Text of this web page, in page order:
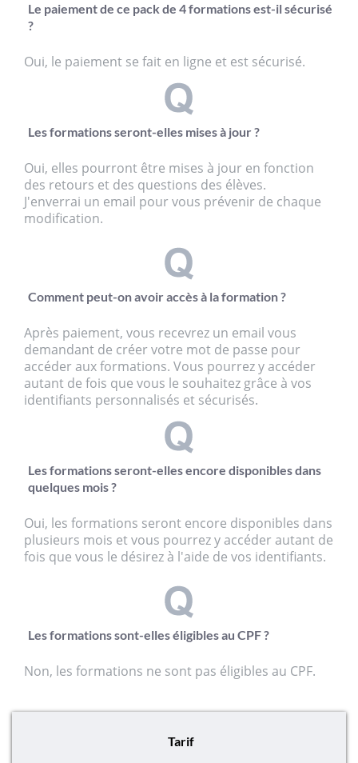
Le paiement de ce pack de 4 formations est-il sécurisé
?
Oui, le paiement se fait en ligne et est sécurisé.
Les formations seront-elles mises à jour ?
Oui, elles pourront être mises à jour en fonction
des retours et des questions des élèves.
J'enverrai un email pour vous prévenir de chaque
modification.
Comment peut-on avoir accès à la formation ?
Après paiement, vous recevrez un email vous
demandant de créer votre mot de passe pour
accéder aux formations. Vous pourrez y accéder
autant de fois que vous le souhaitez grâce à vos
identifiants personnalisés et sécurisés.
Les formations seront-elles encore disponibles dans
quelques mois ?
Oui, les formations seront encore disponibles dans
plusieurs mois et vous pourrez y accéder autant de
fois que vous le désirez à l'aide de vos identifiants.
Les formations sont-elles éligibles au CPF ?
Non, les formations ne sont pas éligibles au CPF.
Tarif